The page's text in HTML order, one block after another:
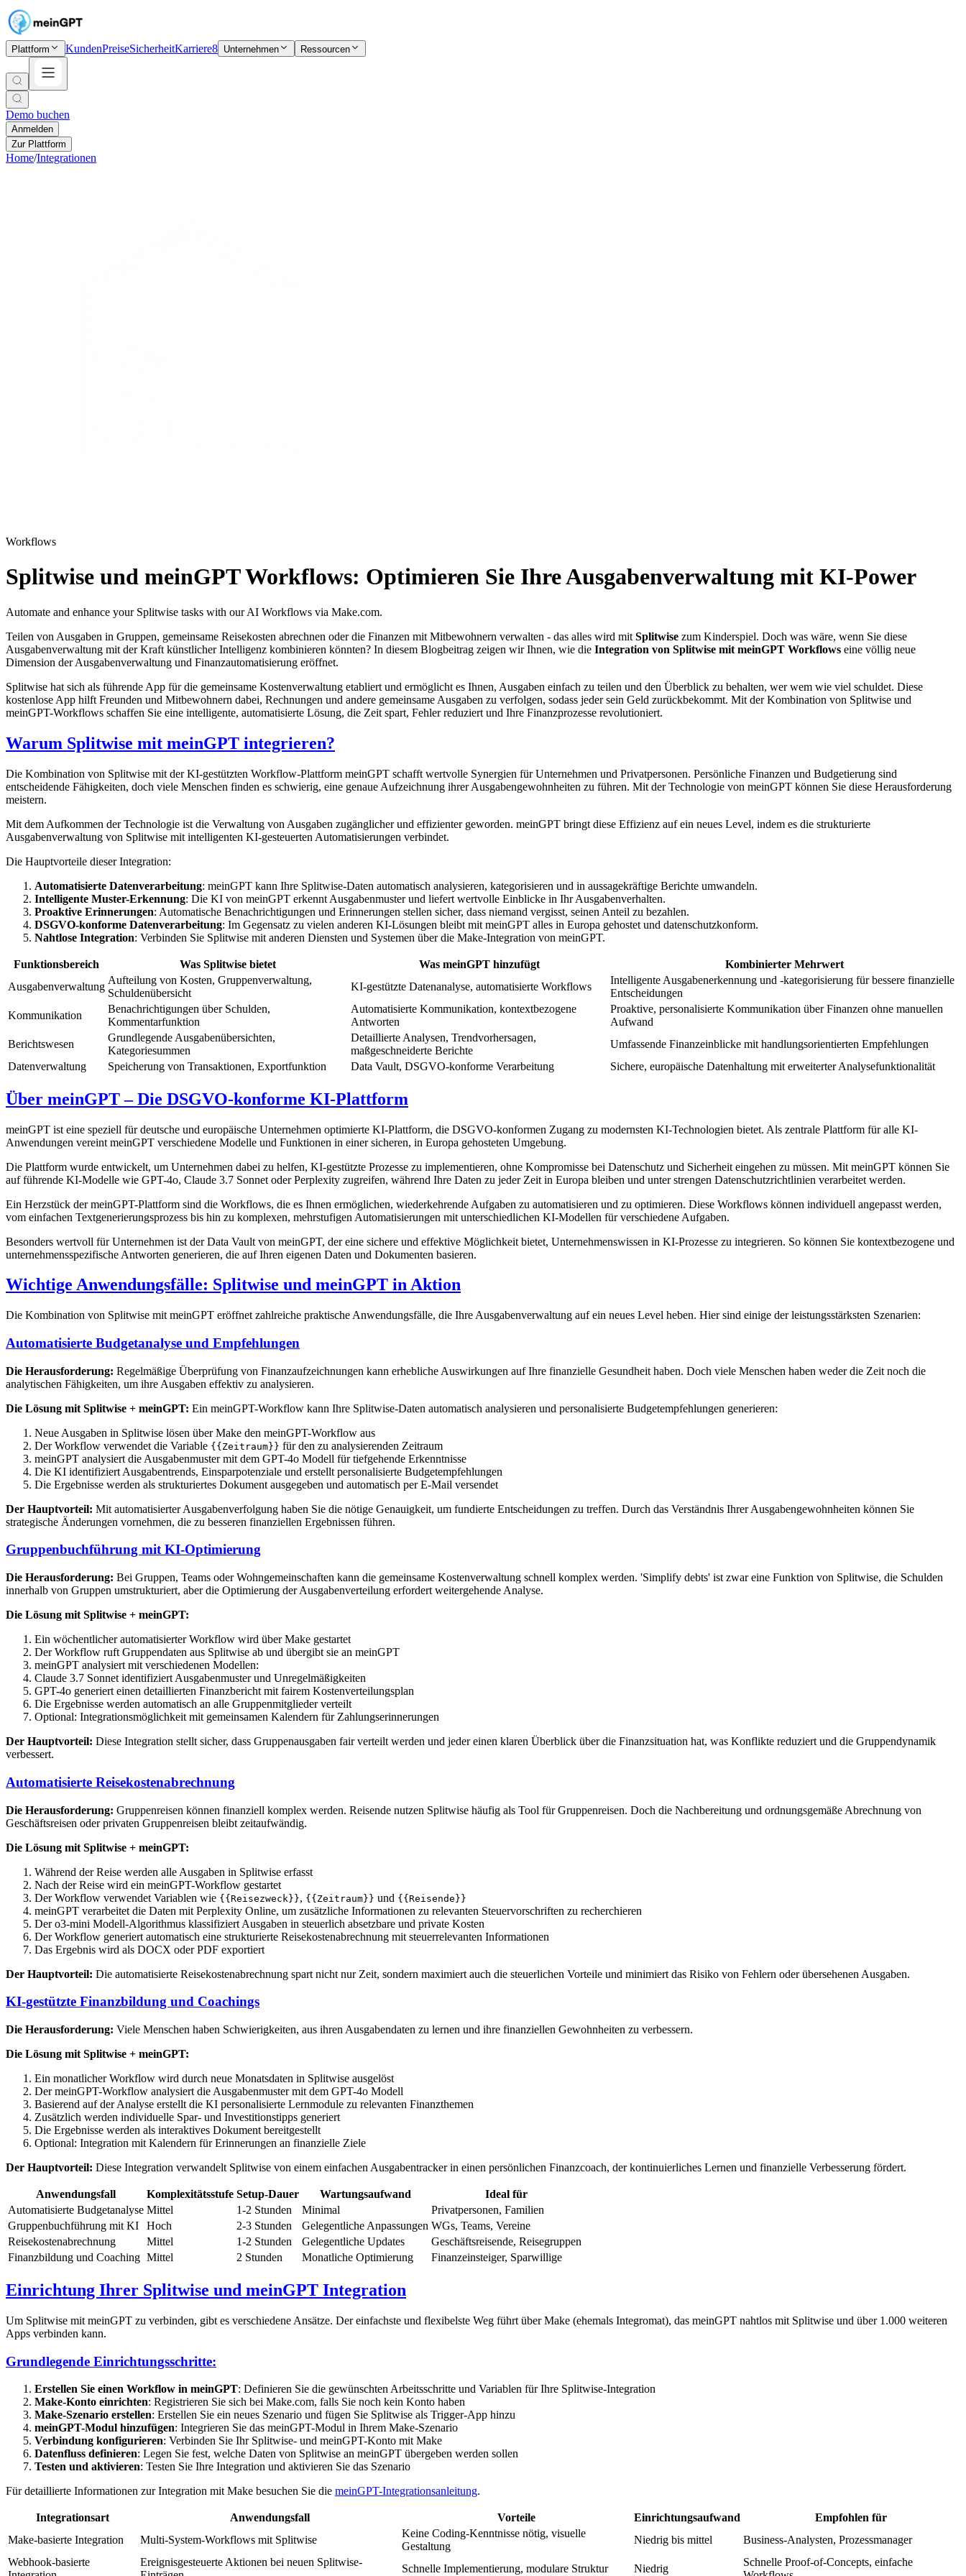
Plattform KundenPreiseSicherheitKarriere8 Unternehmen Ressourcen
Demo buchen
Anmelden
Zur Plattform
Home/Integrationen
Workflows
Splitwise und meinGPT Workflows: Optimieren Sie Ihre Ausgabenverwaltung mit KI-Power
Automate and enhance your Splitwise tasks with our AI Workflows via Make.com.
Teilen von Ausgaben in Gruppen, gemeinsame Reisekosten abrechnen oder die Finanzen mit Mitbewohnern verwalten - das alles wird mit Splitwise zum Kinderspiel. Doch was wäre, wenn Sie diese
Ausgabenverwaltung mit der Kraft künstlicher Intelligenz kombinieren könnten? In diesem Blogbeitrag zeigen wir Ihnen, wie die Integration von Splitwise mit meinGPT Workflows eine völlig neue
Dimension der Ausgabenverwaltung und Finanzautomatisierung eröffnet.
Splitwise hat sich als führende App für die gemeinsame Kostenverwaltung etabliert und ermöglicht es Ihnen, Ausgaben einfach zu teilen und den Überblick zu behalten, wer wem wie viel schuldet. Diese
kostenlose App hilft Freunden und Mitbewohnern dabei, Rechnungen und andere gemeinsame Ausgaben zu verfolgen, sodass jeder sein Geld zurückbekommt. Mit der Kombination von Splitwise und
meinGPT-Workflows schaffen Sie eine intelligente, automatisierte Lösung, die Zeit spart, Fehler reduziert und Ihre Finanzprozesse revolutioniert.
Warum Splitwise mit meinGPT integrieren?
Die Kombination von Splitwise mit der KI-gestützten Workflow-Plattform meinGPT schafft wertvolle Synergien für Unternehmen und Privatpersonen. Persönliche Finanzen und Budgetierung sind
entscheidende Fähigkeiten, doch viele Menschen finden es schwierig, eine genaue Aufzeichnung ihrer Ausgabengewohnheiten zu führen. Mit der Technologie von meinGPT können Sie diese Herausforderung
meistern.
Mit dem Aufkommen der Technologie ist die Verwaltung von Ausgaben zugänglicher und effizienter geworden. meinGPT bringt diese Effizienz auf ein neues Level, indem es die strukturierte
Ausgabenverwaltung von Splitwise mit intelligenten KI-gesteuerten Automatisierungen verbindet.
Die Hauptvorteile dieser Integration:
Automatisierte Datenverarbeitung: meinGPT kann Ihre Splitwise-Daten automatisch analysieren, kategorisieren und in aussagekräftige Berichte umwandeln.
Intelligente Muster-Erkennung: Die KI von meinGPT erkennt Ausgabenmuster und liefert wertvolle Einblicke in Ihr Ausgabenverhalten.
Proaktive Erinnerungen: Automatische Benachrichtigungen und Erinnerungen stellen sicher, dass niemand vergisst, seinen Anteil zu bezahlen.
DSGVO-konforme Datenverarbeitung: Im Gegensatz zu vielen anderen KI-Lösungen bleibt mit meinGPT alles in Europa gehostet und datenschutzkonform.
Nahtlose Integration: Verbinden Sie Splitwise mit anderen Diensten und Systemen über die Make-Integration von meinGPT.
Funktionsbereich Was Splitwise bietet Was meinGPT hinzufügt
Kombinierter Mehrwert
Ausgabenverwaltung
Aufteilung von Kosten, Gruppenverwaltung,
Schuldenübersicht
KI-gestützte Datenanalyse, automatisierte Workflows
Intelligente Ausgabenerkennung und -kategorisierung für bessere finanzielle
Entscheidungen
Kommunikation
Benachrichtigungen über Schulden,
Kommentarfunktion
Automatisierte Kommunikation, kontextbezogene
Antworten
Proaktive, personalisierte Kommunikation über Finanzen ohne manuellen
Aufwand
Berichtswesen
Grundlegende Ausgabenübersichten,
Kategoriesummen
Detaillierte Analysen, Trendvorhersagen,
maßgeschneiderte Berichte
Umfassende Finanzeinblicke mit handlungsorientierten Empfehlungen
Datenverwaltung
Speicherung von Transaktionen, Exportfunktion Data Vault, DSGVO-konforme Verarbeitung Sichere, europäische Datenhaltung mit erweiterter Analysefunktionalität
Über meinGPT – Die DSGVO-konforme KI-Plattform
meinGPT ist eine speziell für deutsche und europäische Unternehmen optimierte KI-Plattform, die DSGVO-konformen Zugang zu modernsten KI-Technologien bietet. Als zentrale Plattform für alle KI-
Anwendungen vereint meinGPT verschiedene Modelle und Funktionen in einer sicheren, in Europa gehosteten Umgebung.
Die Plattform wurde entwickelt, um Unternehmen dabei zu helfen, KI-gestützte Prozesse zu implementieren, ohne Kompromisse bei Datenschutz und Sicherheit eingehen zu müssen. Mit meinGPT können Sie
auf führende KI-Modelle wie GPT-4o, Claude 3.7 Sonnet oder Perplexity zugreifen, während Ihre Daten zu jeder Zeit in Europa bleiben und unter strengen Datenschutzrichtlinien verarbeitet werden.
Ein Herzstück der meinGPT-Plattform sind die Workflows, die es Ihnen ermöglichen, wiederkehrende Aufgaben zu automatisieren und zu optimieren. Diese Workflows können individuell angepasst werden,
vom einfachen Textgenerierungsprozess bis hin zu komplexen, mehrstufigen Automatisierungen mit unterschiedlichen KI-Modellen für verschiedene Aufgaben.
Besonders wertvoll für Unternehmen ist der Data Vault von meinGPT, der eine sichere und effektive Möglichkeit bietet, Unternehmenswissen in KI-Prozesse zu integrieren. So können Sie kontextbezogene und
unternehmensspezifische Antworten generieren, die auf Ihren eigenen Daten und Dokumenten basieren.
Wichtige Anwendungsfälle: Splitwise und meinGPT in Aktion
Die Kombination von Splitwise mit meinGPT eröffnet zahlreiche praktische Anwendungsfälle, die Ihre Ausgabenverwaltung auf ein neues Level heben. Hier sind einige der leistungsstärksten Szenarien:
Automatisierte Budgetanalyse und Empfehlungen
Die Herausforderung: Regelmäßige Überprüfung von Finanzaufzeichnungen kann erhebliche Auswirkungen auf Ihre finanzielle Gesundheit haben. Doch viele Menschen haben weder die Zeit noch die
analytischen Fähigkeiten, um ihre Ausgaben effektiv zu analysieren.
Die Lösung mit Splitwise + meinGPT: Ein meinGPT-Workflow kann Ihre Splitwise-Daten automatisch analysieren und personalisierte Budgetempfehlungen generieren:
Neue Ausgaben in Splitwise lösen über Make den meinGPT-Workflow aus
Der Workflow verwendet die Variable {{Zeitraum}} für den zu analysierenden Zeitraum
meinGPT analysiert die Ausgabenmuster mit dem GPT-4o Modell für tiefgehende Erkenntnisse
Die KI identifiziert Ausgabentrends, Einsparpotenziale und erstellt personalisierte Budgetempfehlungen
Die Ergebnisse werden als strukturiertes Dokument ausgegeben und automatisch per E-Mail versendet
Der Hauptvorteil: Mit automatisierter Ausgabenverfolgung haben Sie die nötige Genauigkeit, um fundierte Entscheidungen zu treffen. Durch das Verständnis Ihrer Ausgabengewohnheiten können Sie
strategische Änderungen vornehmen, die zu besseren finanziellen Ergebnissen führen.
Gruppenbuchführung mit KI-Optimierung
Die Herausforderung: Bei Gruppen, Teams oder Wohngemeinschaften kann die gemeinsame Kostenverwaltung schnell komplex werden. 'Simplify debts' ist zwar eine Funktion von Splitwise, die Schulden
innerhalb von Gruppen umstrukturiert, aber die Optimierung der Ausgabenverteilung erfordert weitergehende Analyse.
Die Lösung mit Splitwise + meinGPT:
Ein wöchentlicher automatisierter Workflow wird über Make gestartet
Der Workflow ruft Gruppendaten aus Splitwise ab und übergibt sie an meinGPT
meinGPT analysiert mit verschiedenen Modellen:
Claude 3.7 Sonnet identifiziert Ausgabenmuster und Unregelmäßigkeiten
GPT-4o generiert einen detaillierten Finanzbericht mit fairem Kostenverteilungsplan
Die Ergebnisse werden automatisch an alle Gruppenmitglieder verteilt
Optional: Integrationsmöglichkeit mit gemeinsamen Kalendern für Zahlungserinnerungen
Der Hauptvorteil: Diese Integration stellt sicher, dass Gruppenausgaben fair verteilt werden und jeder einen klaren Überblick über die Finanzsituation hat, was Konflikte reduziert und die Gruppendynamik
verbessert.
Automatisierte Reisekostenabrechnung
Die Herausforderung: Gruppenreisen können finanziell komplex werden. Reisende nutzen Splitwise häufig als Tool für Gruppenreisen. Doch die Nachbereitung und ordnungsgemäße Abrechnung von
Geschäftsreisen oder privaten Gruppenreisen bleibt zeitaufwändig.
Die Lösung mit Splitwise + meinGPT:
Während der Reise werden alle Ausgaben in Splitwise erfasst
Nach der Reise wird ein meinGPT-Workflow gestartet
Der Workflow verwendet Variablen wie {{Reisezweck}}, {{Zeitraum}} und {{Reisende}}
meinGPT verarbeitet die Daten mit Perplexity Online, um zusätzliche Informationen zu relevanten Steuervorschriften zu recherchieren
Der o3-mini Modell-Algorithmus klassifiziert Ausgaben in steuerlich absetzbare und private Kosten
Der Workflow generiert automatisch eine strukturierte Reisekostenabrechnung mit steuerrelevanten Informationen
Das Ergebnis wird als DOCX oder PDF exportiert
Der Hauptvorteil: Die automatisierte Reisekostenabrechnung spart nicht nur Zeit, sondern maximiert auch die steuerlichen Vorteile und minimiert das Risiko von Fehlern oder übersehenen Ausgaben.
KI-gestützte Finanzbildung und Coachings
Die Herausforderung: Viele Menschen haben Schwierigkeiten, aus ihren Ausgabendaten zu lernen und ihre finanziellen Gewohnheiten zu verbessern.
Die Lösung mit Splitwise + meinGPT:
Ein monatlicher Workflow wird durch neue Monatsdaten in Splitwise ausgelöst
Der meinGPT-Workflow analysiert die Ausgabenmuster mit dem GPT-4o Modell
Basierend auf der Analyse erstellt die KI personalisierte Lernmodule zu relevanten Finanzthemen
Zusätzlich werden individuelle Spar- und Investitionstipps generiert
Die Ergebnisse werden als interaktives Dokument bereitgestellt
Optional: Integration mit Kalendern für Erinnerungen an finanzielle Ziele
Der Hauptvorteil: Diese Integration verwandelt Splitwise von einem einfachen Ausgabentracker in einen persönlichen Finanzcoach, der kontinuierliches Lernen und finanzielle Verbesserung fördert.
Anwendungsfall Komplexitätsstufe Setup-Dauer Wartungsaufwand
Ideal für
Automatisierte Budgetanalyse Mittel 1-2 Stunden Minimal
Privatpersonen, Familien
Gruppenbuchführung mit KI
Hoch 2-3 Stunden Gelegentliche Anpassungen WGs, Teams, Vereine
Reisekostenabrechnung
Mittel 1-2 Stunden Gelegentliche Updates
Geschäftsreisende, Reisegruppen
Finanzbildung und Coaching Mittel 2 Stunden Monatliche Optimierung Finanzeinsteiger, Sparwillige
Einrichtung Ihrer Splitwise und meinGPT Integration
Um Splitwise mit meinGPT zu verbinden, gibt es verschiedene Ansätze. Der einfachste und flexibelste Weg führt über Make (ehemals Integromat), das meinGPT nahtlos mit Splitwise und über 1.000 weiteren
Apps verbinden kann.
Grundlegende Einrichtungsschritte:
Erstellen Sie einen Workflow in meinGPT: Definieren Sie die gewünschten Arbeitsschritte und Variablen für Ihre Splitwise-Integration
Make-Konto einrichten: Registrieren Sie sich bei Make.com, falls Sie noch kein Konto haben
Make-Szenario erstellen: Erstellen Sie ein neues Szenario und fügen Sie Splitwise als Trigger-App hinzu
meinGPT-Modul hinzufügen: Integrieren Sie das meinGPT-Modul in Ihrem Make-Szenario
Verbindung konfigurieren: Verbinden Sie Ihr Splitwise- und meinGPT-Konto mit Make
Datenfluss definieren: Legen Sie fest, welche Daten von Splitwise an meinGPT übergeben werden sollen
Testen und aktivieren: Testen Sie Ihre Integration und aktivieren Sie das Szenario
Für detaillierte Informationen zur Integration mit Make besuchen Sie die meinGPT-Integrationsanleitung.
Integrationsart Anwendungsfall Vorteile Einrichtungsaufwand
Empfohlen für
Make-basierte Integration
Multi-System-Workflows mit Splitwise
Keine Coding-Kenntnisse nötig, visuelle
Gestaltung
Niedrig bis mittel
Business-Analysten, Prozessmanager
Webhook-basierte
Ereignisgesteuerte Aktionen bei neuen Splitwise-
Schnelle Implementierung, modulare Struktur Niedrig
Schnelle Proof-of-Concepts, einfache